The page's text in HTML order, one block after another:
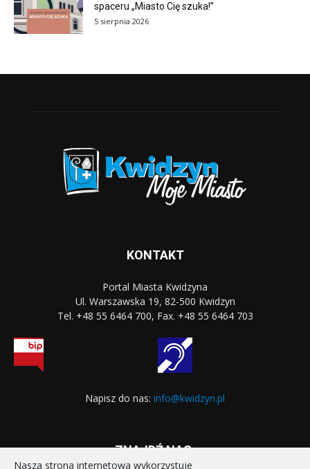
spaceru „Miasto Cię szuka!”
5 sierpnia 2026
KONTAKT
Portal Miasta Kwidzyna
Ul. Warszawska 19, 82-500 Kwidzyn
Tel. +48 55 6464 700, Fax. +48 55 6464 703
Napisz do nas: info@kwidzyn.pl
ZNAJDŹ NAS:
Nasza strona internetowa wykorzystuje